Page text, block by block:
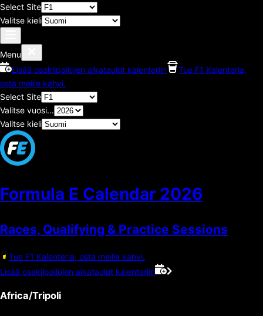
Select Site
Valitse kieli
Menu
Lisää osakilpailujen aikataulut kalenteriin
Tue F1 Kalenteria,
osta meille kahvi.
Select Site
Valitse vuosi...
Valitse kieli
Formula E Calendar 2026
Races, Qualifying & Practice Sessions
Tue F1 Kalenteria, osta meille kahvi.
Lisää osakilpailujen aikataulut kalenteriin
Africa/Tripoli